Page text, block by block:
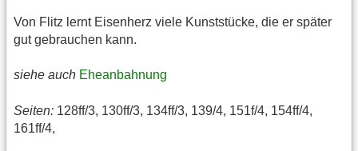
Von Flitz lernt Eisenherz viele Kunststücke, die er später
gut gebrauchen kann.
siehe auch Eheanbahnung
Seiten: 128ff/3, 130ff/3, 134ff/3, 139/4, 151f/4, 154ff/4,
161ff/4,